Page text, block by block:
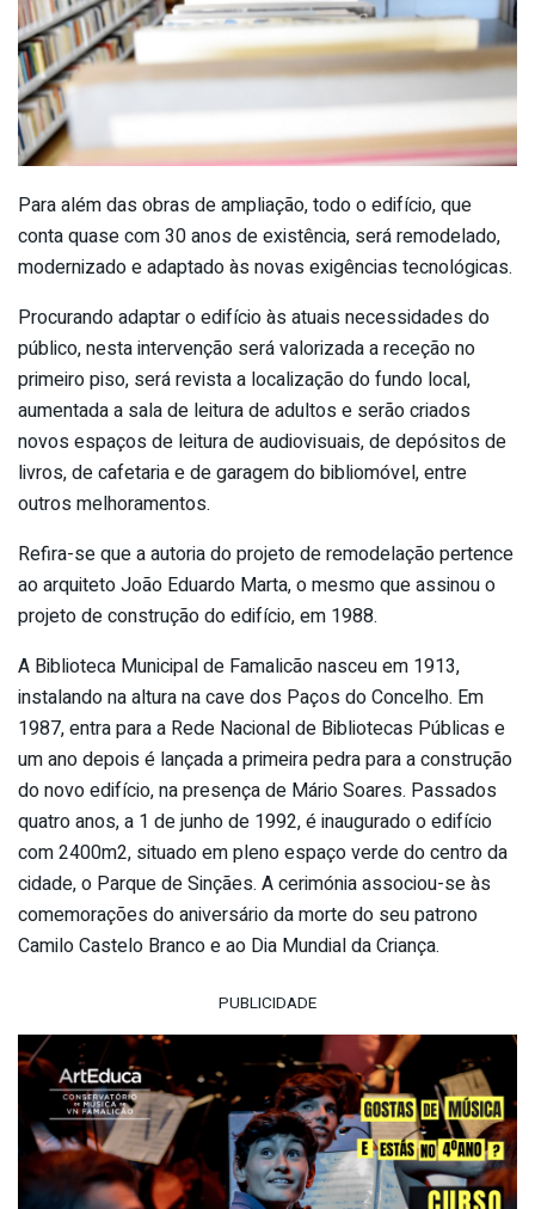
Para além das obras de ampliação, todo o edifício, que
conta quase com 30 anos de existência, será remodelado,
modernizado e adaptado às novas exigências tecnológicas.
Procurando adaptar o edifício às atuais necessidades do
público, nesta intervenção será valorizada a receção no
primeiro piso, será revista a localização do fundo local,
aumentada a sala de leitura de adultos e serão criados
novos espaços de leitura de audiovisuais, de depósitos de
livros, de cafetaria e de garagem do bibliomóvel, entre
outros melhoramentos.
Refira-se que a autoria do projeto de remodelação pertence
ao arquiteto João Eduardo Marta, o mesmo que assinou o
projeto de construção do edifício, em 1988.
A Biblioteca Municipal de Famalicão nasceu em 1913,
instalando na altura na cave dos Paços do Concelho. Em
1987, entra para a Rede Nacional de Bibliotecas Públicas e
um ano depois é lançada a primeira pedra para a construção
do novo edifício, na presença de Mário Soares. Passados
quatro anos, a 1 de junho de 1992, é inaugurado o edifício
com 2400m2, situado em pleno espaço verde do centro da
cidade, o Parque de Sinçães. A cerimónia associou-se às
comemorações do aniversário da morte do seu patrono
Camilo Castelo Branco e ao Dia Mundial da Criança.
PUBLICIDADE